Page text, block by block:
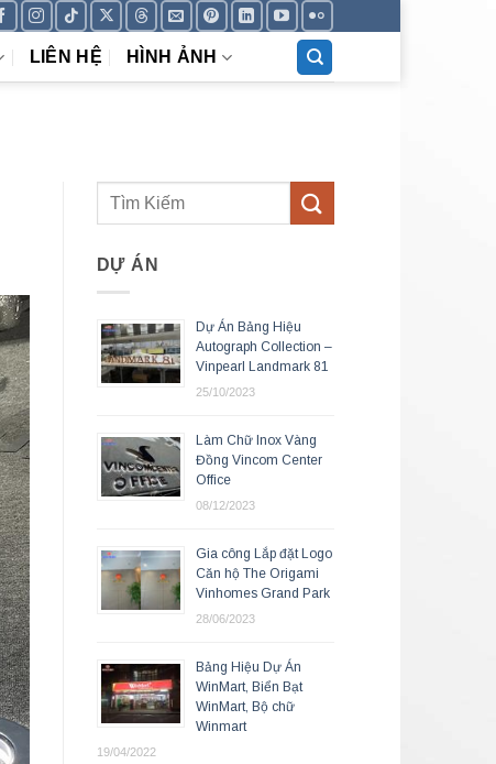
LIÊN HỆ HÌNH ẢNH
DỰ ÁN
Dự Án Bảng Hiệu
Autograph Collection –
Vinpearl Landmark 81
25/10/2023
Làm Chữ Inox Vàng
Đồng Vincom Center
Office
08/12/2023
Gia công Lắp đặt Logo
Căn hộ The Origami
Vinhomes Grand Park
28/06/2023
Bảng Hiệu Dự Án
WinMart, Biển Bạt
WinMart, Bộ chữ
Winmart
19/04/2022